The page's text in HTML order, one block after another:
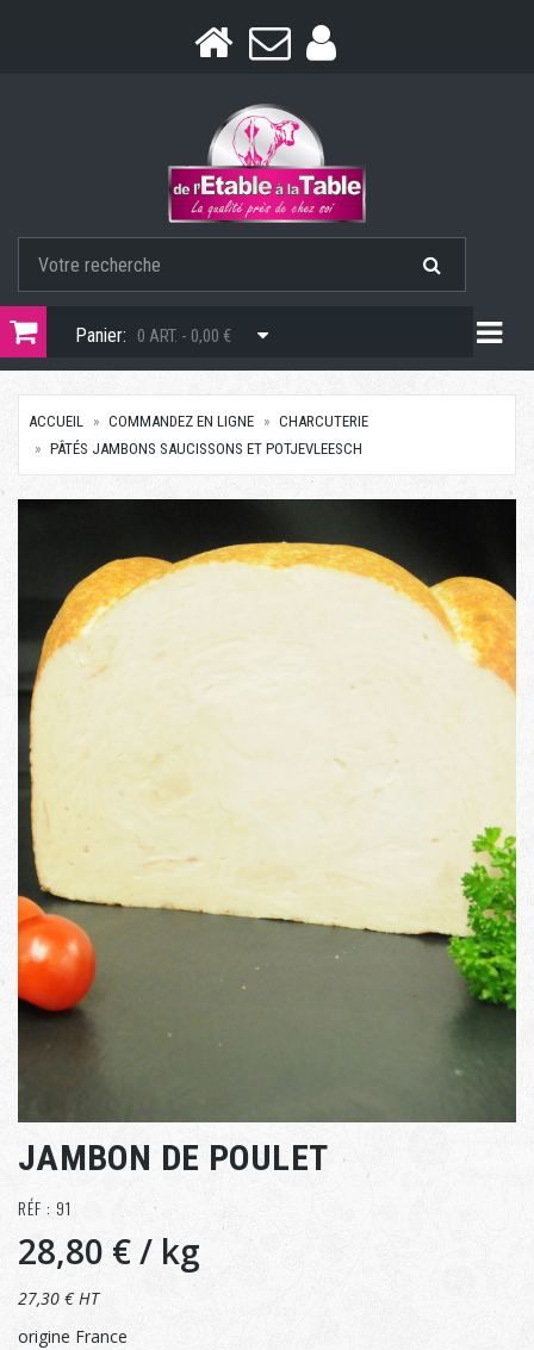
Panier: 0 ART. - 0,00 €
ACCUEIL COMMANDEZ EN LIGNE
CHARCUTERIE
PÂTÉS JAMBONS SAUCISSONS ET POTJEVLEESCH
JAMBON DE POULET
RÉF : 91
28,80 €/ kg
27,30 € HT
origine France